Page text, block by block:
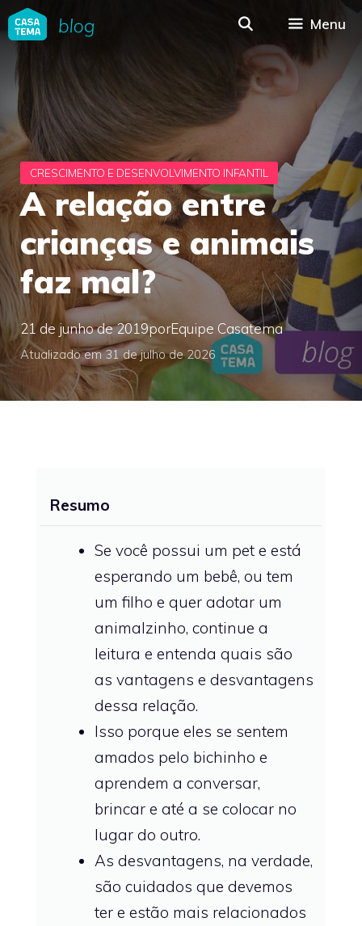
Pular
para
conteúdo
Menu
A relação entre
crianças e animais
faz mal?
21 de junho de 2019porEquipe Casatema
Atualizado em 31 de julho de 2026
Resumo
Se você possui um pet e está
esperando um bebê, ou tem
um filho e quer adotar um
animalzinho, continue a
leitura e entenda quais são
as vantagens e desvantagens
dessa relação.
Isso porque eles se sentem
amados pelo bichinho e
aprendem a conversar,
brincar e até a se colocar no
lugar do outro.
As desvantagens, na verdade,
são cuidados que devemos
ter e estão mais relacionados